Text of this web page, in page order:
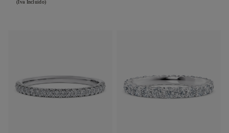
(Iva Incluído)